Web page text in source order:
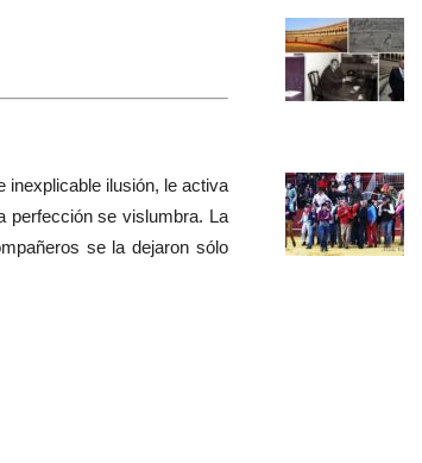
ilusión, le activa
perfección se vislumbra. La
se la dejaron sólo